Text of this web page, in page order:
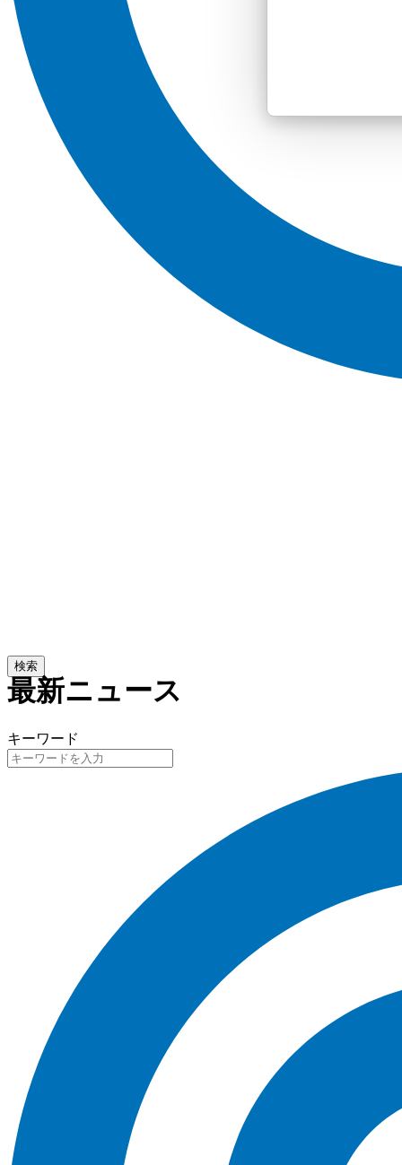
検索
最新ニュース
キーワード